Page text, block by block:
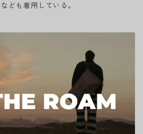
ども着用している。